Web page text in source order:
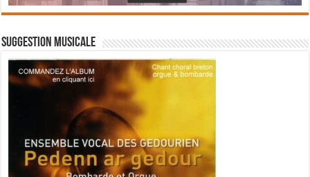
Suggestion musicale